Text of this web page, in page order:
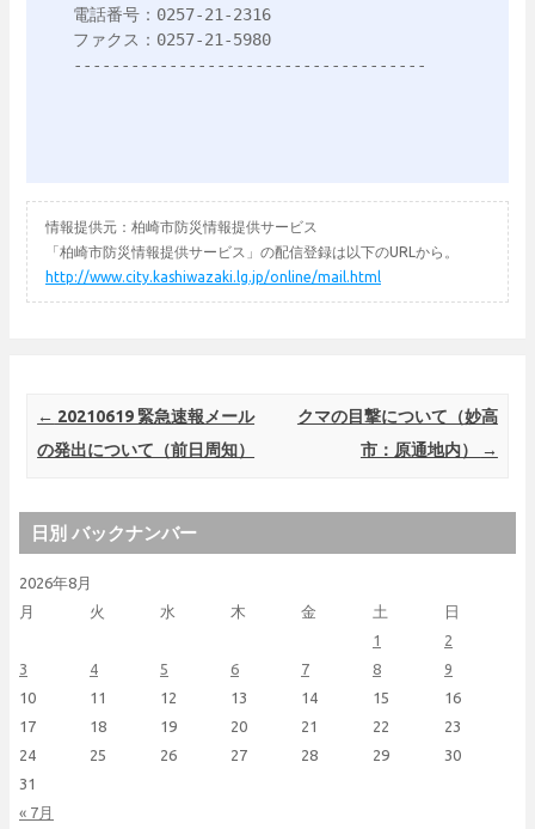
電話番号：0257-21-2316
ファクス：0257-21-5980
-------------------------------------
情報提供元：柏崎市防災情報提供サービス
「柏崎市防災情報提供サービス」の配信登録は以下のURLから。
http://www.city.kashiwazaki.lg.jp/online/mail.html
Post navigation
← 20210619 緊急速報メール
の発出について（前日周知）
クマの目撃について（妙高
市：原通地内）
→
日別 バックナンバー
2026年8月
月
火 水 木 金 土 日
« 7月
1
2
3
4 5 6 7 8
9
10
11 12 13 14 15
16
17
18 19 20 21 22
23
24
25 26 27 28 29
30
31